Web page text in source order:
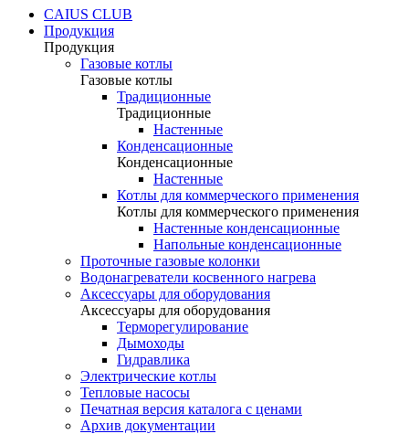
CAIUS CLUB
Продукция
Продукция
Газовые котлы
Газовые котлы
Традиционные
Традиционные
Настенные
Конденсационные
Конденсационные
Настенные
Котлы для коммерческого применения
Котлы для коммерческого применения
Настенные конденсационные
Напольные конденсационные
Проточные газовые колонки
Водонагреватели косвенного нагрева
Аксессуары для оборудования
Аксессуары для оборудования
Терморегулирование
Дымоходы
Гидравлика
Электрические котлы
Тепловые насосы
Печатная версия каталога с ценами
Архив документации